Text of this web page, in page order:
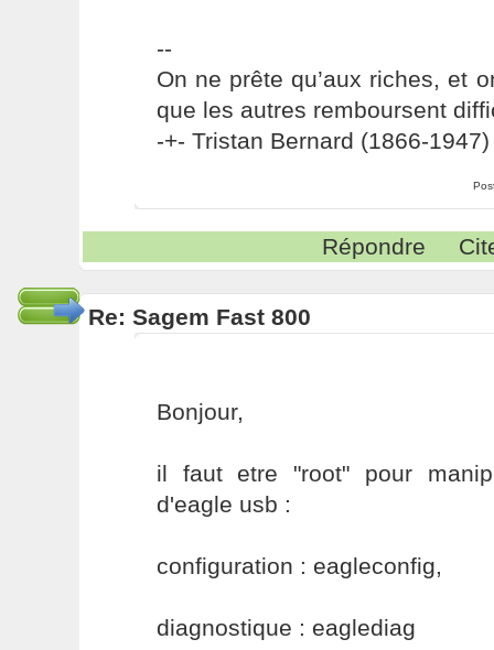
--
On ne prête qu’aux riches, et
que les autres remboursent
-+- Tristan Bernard (1866-1947)
Répondre
Re: Sagem Fast 800
Bonjour,
il faut etre "root" pour
d'eagle usb :
configuration : eagleconfig,
diagnostique : eaglediag